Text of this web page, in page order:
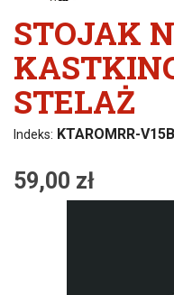
STOJAK
STELAŻ
Indeks: KTAROMRR-
59,00 zł